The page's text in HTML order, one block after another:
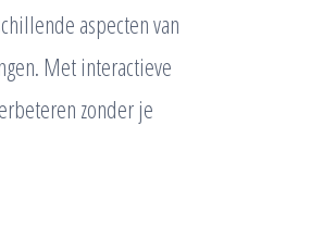
aspecten van
Met interactieve
zonder je